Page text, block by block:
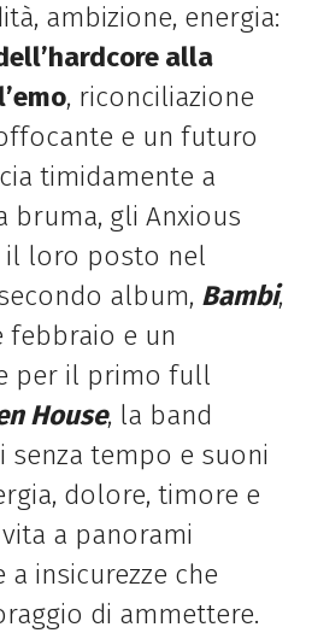
ambizione, energia:
alla
, riconciliazione
e un futuro
timidamente a
bruma, gli Anxious
il loro posto nel
album, Bambi,
e un
per il primo full
House, la band
senza tempo e suoni
dolore, timore e
a panorami
insicurezze che
di ammettere.